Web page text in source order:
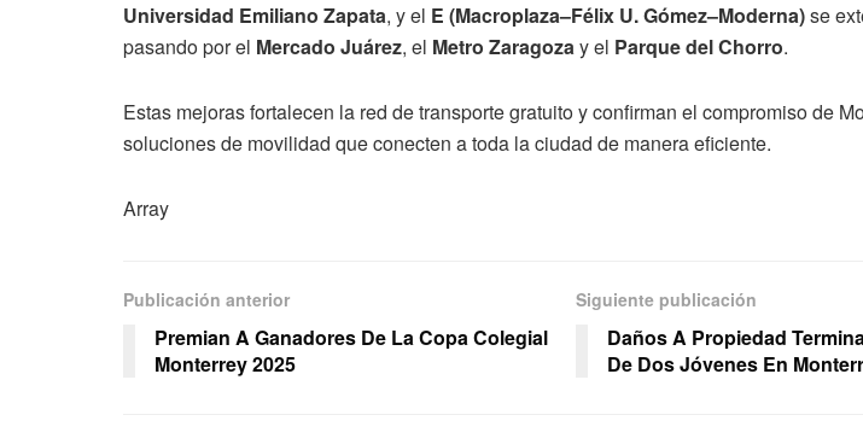
Universidad Emiliano Zapata, y el E (Macroplaza–Félix U. Gómez–Moderna)se
pasando por el Mercado Juárez, el Metro Zaragozay el Parque del Chorro.
Estas mejoras fortalecen la red de transporte gratuito y confirman el compromiso de
soluciones de movilidad que conecten a toda la ciudad de manera eficiente.
Array
Publicación anterior
Premian A Ganadores De La Copa Colegial
Monterrey 2025
Siguiente publicación
Daños A Propiedad
De Dos Jóvenes En